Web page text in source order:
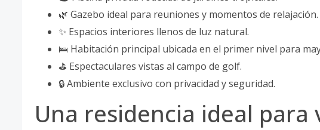
🌿 Gazebo ideal para reuniones y momentos de relajación.
✨ Espacios interiores llenos de luz natural.
🛌 Habitación principal ubicada en el primer nivel para
⛳ Espectaculares vistas al campo de golf.
🔒 Ambiente exclusivo con privacidad y seguridad.
Una residencia ideal